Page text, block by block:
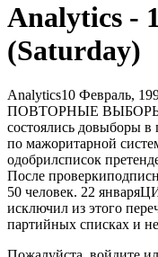
Analytics -
(Saturday)
Analytics10 Февраль,
ПОВТОРНЫЕ ВЫБОРЫ
состоялись довыборы в
по мажоритарной
одобрилсписок
После
50 человек. 22
исключил из этого
партийных списках и